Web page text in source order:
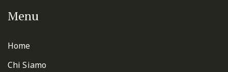
Menu
Home
Chi Siamo